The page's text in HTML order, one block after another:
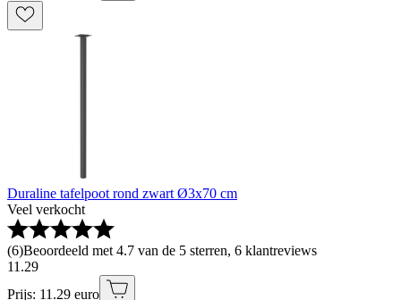
Duraline tafelpoot rond zwart Ø3x70 cm
Veel verkocht
(6)Beoordeeld met 4.7 van de 5 sterren, 6 klantreviews
11 .29
Prijs: 11.29 euro